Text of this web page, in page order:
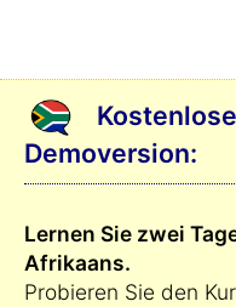
Demoversion:
Lernen Sie zwei
Afrikaans.
Probieren Sie den